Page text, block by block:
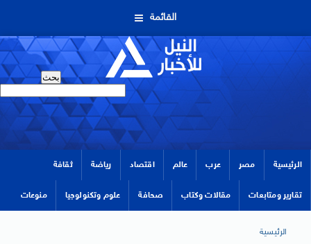
القائمة
الرئيسية مصر عرب عالم اقتصاد رياضة ثقافة
تقارير ومتابعات مقالات وكتاب صحافة علوم وتكنولوجيا منوعات
الرئيسية